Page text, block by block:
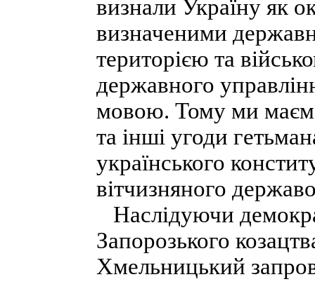
визнали Україну як
визначеними
територією та
державного
мовою. Тому ми
та інші угоди
українського
вітчизняного
Наслідуючи
Запорозького
Хмельницький